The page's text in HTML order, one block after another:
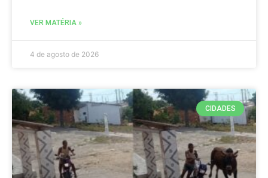
VER MATÉRIA »
4 de agosto de 2026
CIDADES